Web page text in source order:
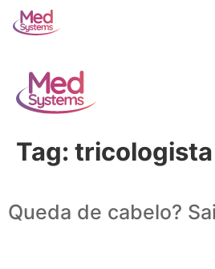
Tag: tricologista
Queda de cabelo?